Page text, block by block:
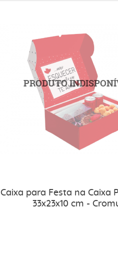
Caixa para Festa na Caixa
33x23x10 cm -